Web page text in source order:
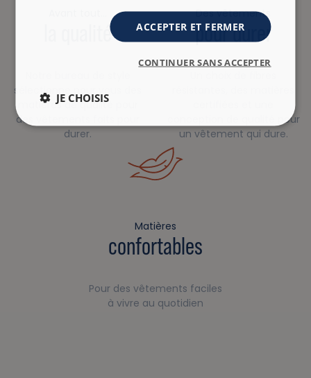
la qualité
sélectionne pour vous des
matières de qualité pour
des vêtements faits pour
durer.
Des vêtements
pour durer
conception de qualité pour
un vêtement qui dure.
Matières
confortables
Pour des vêtements faciles
à vivre au quotidien
ACCEPTER ET FERMER
CONTINUER SANS ACCEPTER
JE CHOISIS